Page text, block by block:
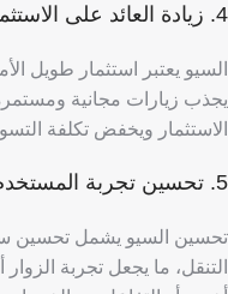
4. زيادة العائد على الاستثمار (ROI)
السيو يعتبر استثمار طويل
يجذب زيارات مجانية
الاستثمار ويخفض تكلفة
5. تحسين تجربة المستخدم
تحسين السيو يشمل تحسين
التنقل، ما يجعل تجربة